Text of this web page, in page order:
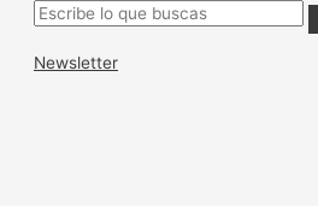
Newsletter